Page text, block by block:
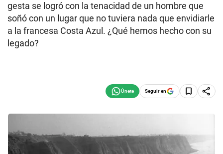
gesta se logró con la tenacidad de un hombre que
soñó con un lugar que no tuviera nada que envidiarle
a la francesa Costa Azul. ¿Qué hemos hecho con su
legado?
Seguir en